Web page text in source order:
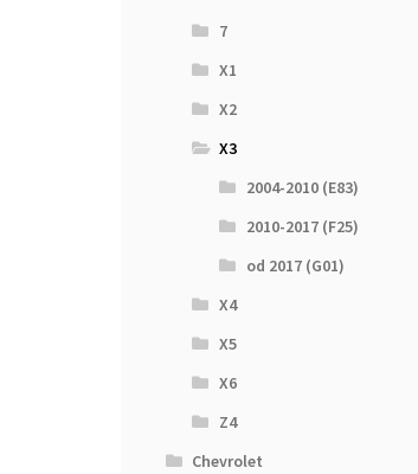
7
X1
X2
X3
2004-2010 (E83)
2010-2017 (F25)
od 2017 (G01)
X4
X5
X6
Z4
Chevrolet